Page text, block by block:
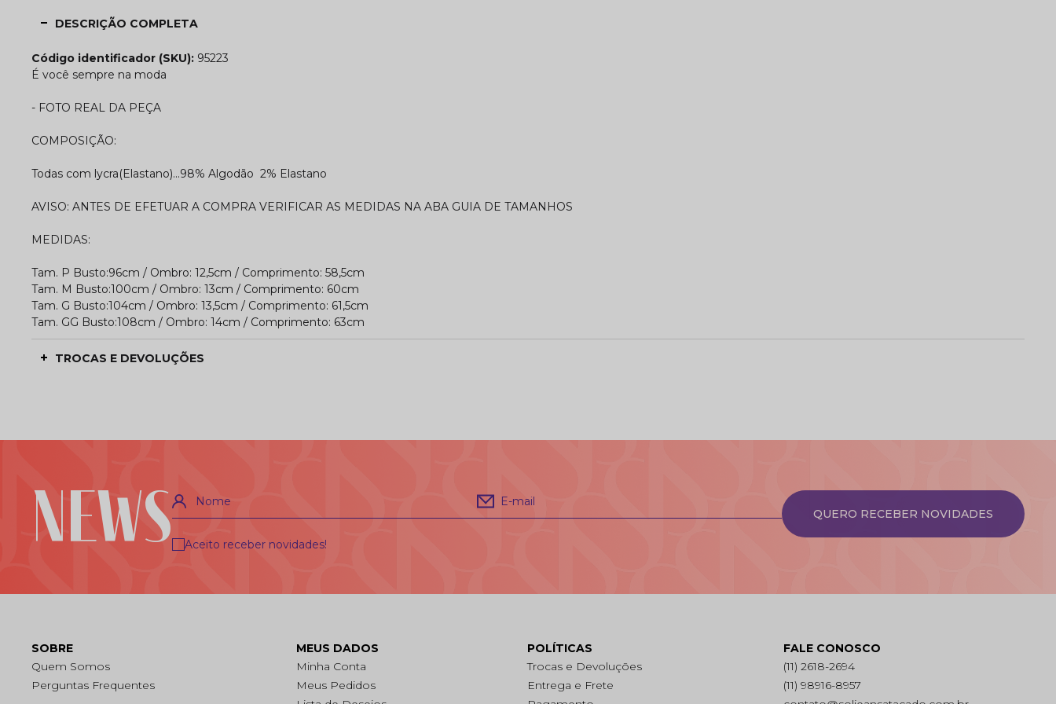
DESCRIÇÃO COMPLETA
Código identificador (SKU): 95223
É você sempre na moda
- FOTO REAL DA PEÇA
COMPOSIÇÃO:
Todas com lycra(Elastano)...98% Algodão 2% Elastano
AVISO: ANTES DE EFETUAR A COMPRA VERIFICAR AS MEDIDAS NA ABA GUIA DE TAMANHOS
MEDIDAS:
Tam. P Busto:96cm / Ombro: 12,5cm / Comprimento: 58,5cm
Tam. M Busto:100cm / Ombro: 13cm / Comprimento: 60cm
Tam. G Busto:104cm / Ombro: 13,5cm / Comprimento: 61,5cm
Tam. GG Busto:108cm / Ombro: 14cm / Comprimento: 63cm
TROCAS E DEVOLUÇÕES
NEWS Nome
E-mail
QUERO RECEBER NOVIDADES
Aceito receber novidades!
SOBRE
Quem Somos
Perguntas Frequentes
MEUS DADOS
Minha Conta
Meus Pedidos
POLÍTICAS
Trocas e Devoluções
Entrega e Frete
FALE CONOSCO
(11) 2618-2694
(11) 98916-8957